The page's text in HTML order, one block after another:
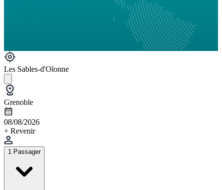
Les Sables-d'Olonne
Grenoble
08/08/2026
+ Revenir
1 Passager